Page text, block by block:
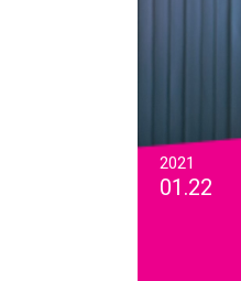
2021
01.22